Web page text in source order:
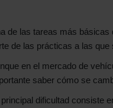
de las tareas más básicas
de las prácticas a las
en el mercado de
saber cómo se
principal dificultad consiste